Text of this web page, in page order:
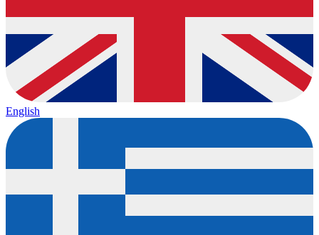
English